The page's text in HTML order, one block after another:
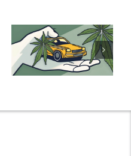
Cannabis
Samen
kaufen: Alles
was Sie